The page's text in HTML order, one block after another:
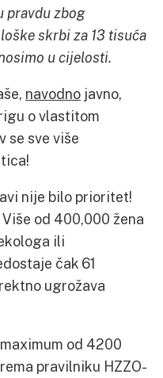
pravdu zbog
skrbi za 13 tisuća
u cijelosti.
navodno javno,
o vlastitom
se sve više
nije bilo prioritet!
od 400,000 žena
ili
čak 61
ugrožava
od 4200
pravilniku HZZO-